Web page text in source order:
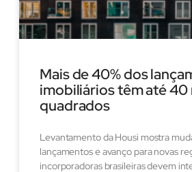
Mais de 40% dos
imobiliários têm até 40
quadrados
Levantamento da Housi mostra
lançamentos e avanço para novas
incorporadoras brasileiras devem